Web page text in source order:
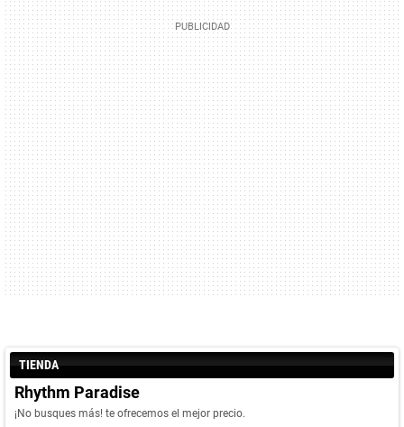
TIENDA
Rhythm Paradise
¡No busques más! te ofrecemos el mejor precio.